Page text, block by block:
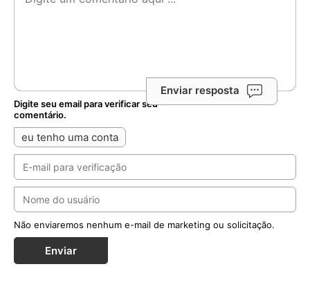
Enviar resposta
Digite seu email para verificar seu
comentário.
eu tenho uma conta
Não enviaremos nenhum e-mail de marketing ou solicitação.
Enviar